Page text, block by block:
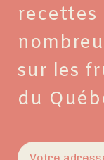
recettes
sur les
du
E-